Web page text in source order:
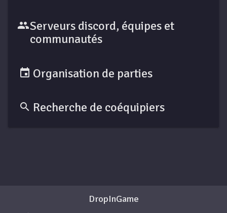
Serveurs discord, équipes et
communautés
Organisation de parties
Recherche de coéquipiers
DropInGame